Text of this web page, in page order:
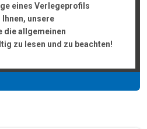
eines Verlegeprofils
unsere
die allgemeinen
zu lesen und zu beachten!